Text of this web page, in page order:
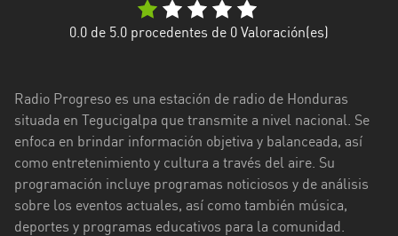
Francisco
Morazán
Islas
de
la
Bahía
0.0 de 5.0 procedentes de 0 Valoración(es)
Radio Progreso es una estación de radio de Honduras
situada en Tegucigalpa que transmite a nivel nacional. Se
enfoca en brindar información objetiva y balanceada, así
como entretenimiento y cultura a través del aire. Su
programación incluye programas noticiosos y de análisis
sobre los eventos actuales, así como también música,
deportes y programas educativos para la comunidad.